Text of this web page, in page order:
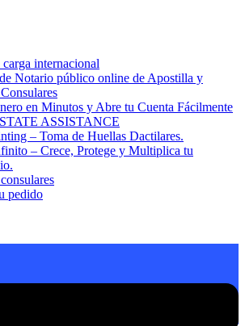
internacional
Notario público online de Apostilla y
en Minutos y Abre tu Cuenta Fácilmente
ASSISTANCE
– Toma de Huellas Dactilares.
– Crece, Protege y Multiplica tu
pedido